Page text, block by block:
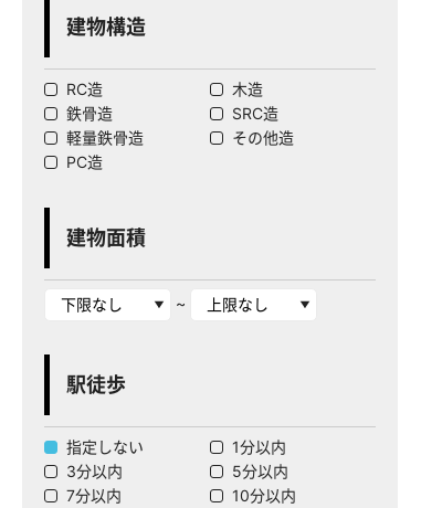
建物構造
RC造
木造
鉄骨造
SRC造
軽量鉄骨造
その他造
PC造
建物面積
~
駅徒歩
指定しない
1分以内
3分以内
5分以内
7分以内
10分以内